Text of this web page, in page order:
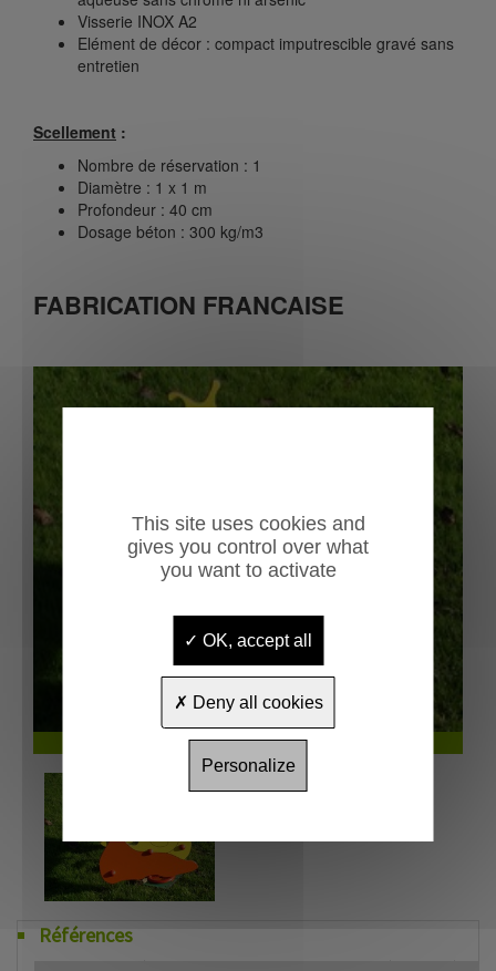
Visserie INOX A2
Elément de décor : compact imputrescible gravé sans
entretien
Scellement :
Nombre de réservation : 1
Diamètre : 1 x 1 m
Profondeur : 40 cm
Dosage béton : 300 kg/m3
FABRICATION FRANCAISE
Jeu sur ressort 2 places Escargot
Next
Références
This site uses cookies and
gives you control over what
you want to activate
OK, accept all
Deny all cookies
Personalize